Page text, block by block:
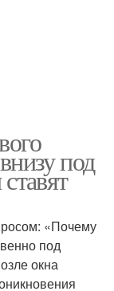
под
«Почему
под
окна